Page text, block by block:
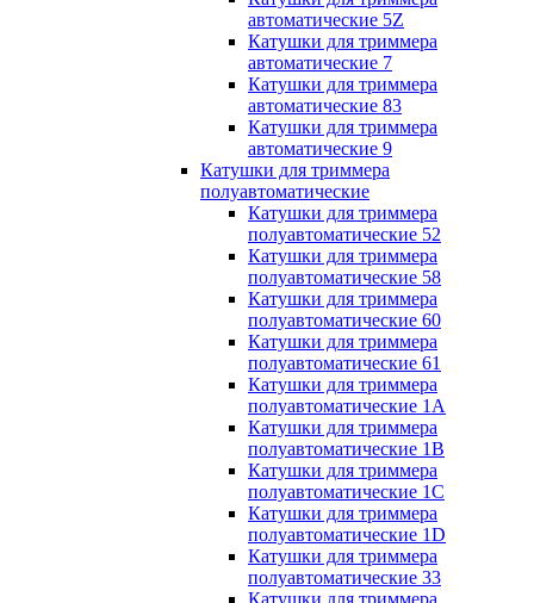
автоматические 5Z
Катушки для триммера
автоматические 7
Катушки для триммера
автоматические 83
Катушки для триммера
автоматические 9
Катушки для триммера
полуавтоматические
Катушки для триммера
полуавтоматические 52
Катушки для триммера
полуавтоматические 58
Катушки для триммера
полуавтоматические 60
Катушки для триммера
полуавтоматические 61
Катушки для триммера
полуавтоматические 1A
Катушки для триммера
полуавтоматические 1B
Катушки для триммера
полуавтоматические 1C
Катушки для триммера
полуавтоматические 1D
Катушки для триммера
полуавтоматические 33